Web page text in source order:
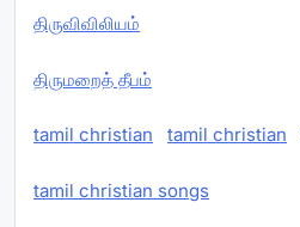
திருவிவிலியம்
திருமறைத் தீபம்
tamil christian tamil christian
tamil christian songs